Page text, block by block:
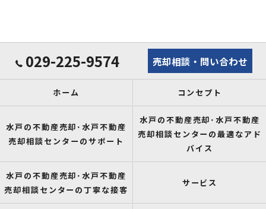
029-225-9574 売却相談・問い合わせ
ホーム コンセプト
水戸の不動産売却･水戸不動産
売却相談センターのサポート
水戸の不動産売却･水戸不動産
売却相談センターの最適なアド
バイス
水戸の不動産売却･水戸不動産
売却相談センターの丁寧な接客
サービス